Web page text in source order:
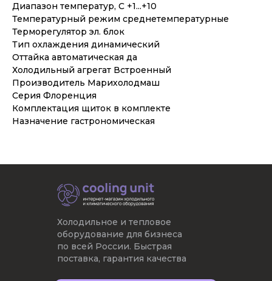
Диапазон температур, C +1...+10
Температурный режим среднетемпературные
Терморегулятор эл. блок
Тип охлаждения динамический
Оттайка автоматическая да
Холодильный агрегат Встроенный
Производитель Марихолодмаш
Серия Флоренция
Комплектация щиток в комплекте
Назначение гастрономическая
Холодильное и тепловое
оборудование для бизнеса
по всей России. Быстрая
поставка, гарантия качества